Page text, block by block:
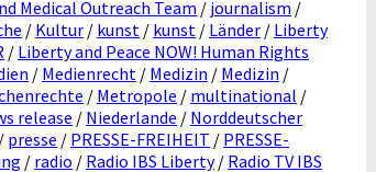
Medical Outreach Team / journalism /
/ Kultur / kunst / kunst / Länder / Liberty
/ Liberty and Peace NOW! Human Rights
/ Medienrecht / Medizin / Medizin /
/ Metropole / multinational /
release / Niederlande / Norddeutscher
/ presse / PRESSE-FREIHEIT / PRESSE-
/ radio / Radio IBS Liberty/ Radio TV IBS